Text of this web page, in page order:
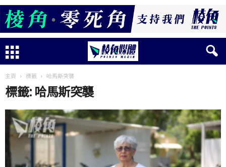
主頁 標籤 哈馬斯突襲
標籤: 哈馬斯突襲